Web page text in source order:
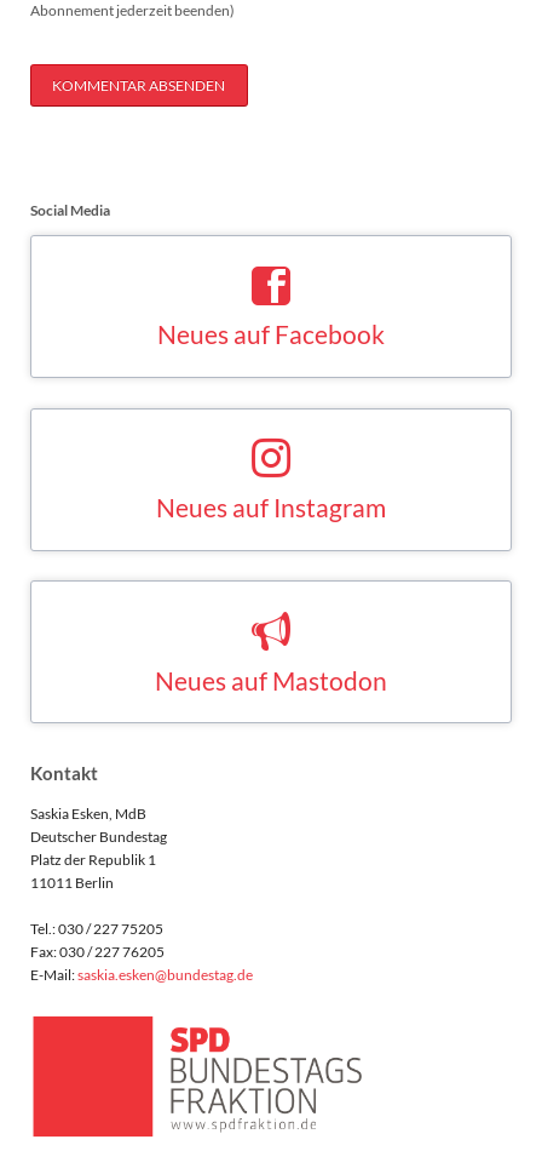
Abonnement jederzeit beenden)
KOMMENTAR ABSENDEN
Social Media
Kontakt
Saskia Esken, MdB
Deutscher Bundestag
Platz der Republik 1
11011 Berlin
Tel.: 030 / 227 75205
Fax: 030 / 227 76205
E-Mail:saskia.esken@bundestag.de